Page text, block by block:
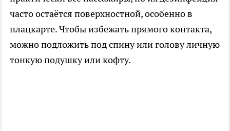
часто остаётся поверхностной, особенно в
плацкарте. Чтобы избежать прямого контакта,
можно подложить под спину или голову личную
тонкую подушку или кофту.